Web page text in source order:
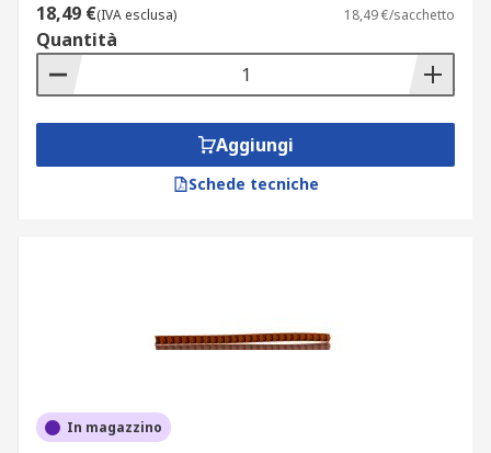
18,49 €(IVA esclusa) 18,49 €/sacchetto
Quantità
Aggiungi
Schede tecniche
In magazzino